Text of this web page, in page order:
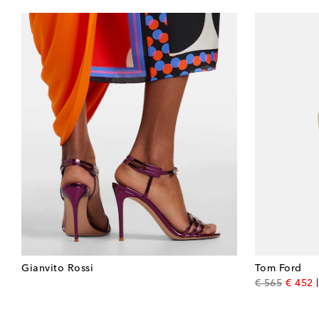
Gianvito Rossi
Tom Ford
€ 565 € 452